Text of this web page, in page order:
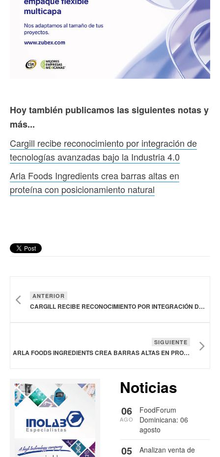
Hoy también publicamos las siguientes notas y
más...
Cargill recibe reconocimiento por integración de
tecnologías avanzadas bajo la Industria 4.0
Arla Foods Ingredients crea barras altas en
proteína con posicionamiento natural
ANTERIOR
CARGILL RECIBE RECONOCIMIENTO POR INTEGRACIÓN DE TECNOLOGÍAS AVANZADAS BAJO LA INDUSTRIA 4.0
SIGUIENTE
ARLA FOODS INGREDIENTS CREA BARRAS ALTAS EN PROTEÍNA CON POSICIONAMIENTO NATURAL
Noticias
FoodForum
Dominicana: 06
agosto
06
AGO
Analizan venta de
05